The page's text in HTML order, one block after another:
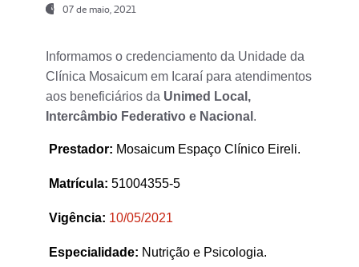
07 de maio, 2021
Informamos o credenciamento da Unidade da
Clínica Mosaicum em Icaraí para atendimentos
aos beneficiários da Unimed Local,
Intercâmbio Federativo e Nacional .
Prestador: Mosaicum Espaço Clínico Eireli.
Matrícula: 51004355-5
Vigência: 10/05/2021
Especialidade: Nutrição e Psicologia.